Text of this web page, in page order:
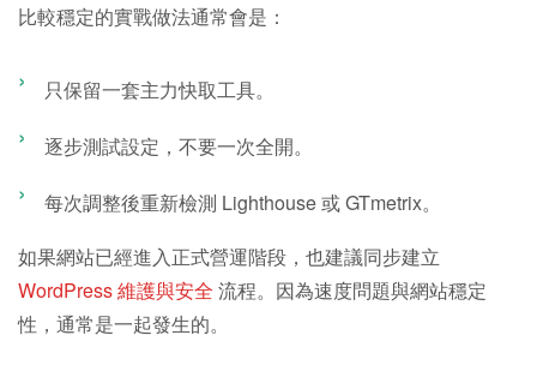
比較穩定的實戰做法通常會是：
只保留一套主力快取工具。
逐步測試設定，不要一次全開。
每次調整後重新檢測 Lighthouse 或 GTmetrix。
如果網站已經進入正式營運階段，也建議同步建立
WordPress 維護與安全 流程。因為速度問題與網站穩定
性，通常是一起發生的。